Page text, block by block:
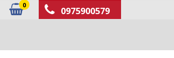
0 0975900579